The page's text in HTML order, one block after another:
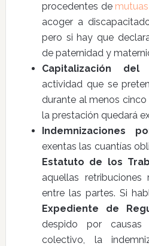
procedentes de mutuas
acoger a
pero si hay que
de paternidad y
Capitalización del
actividad que se
durante al menos
la prestación quedará
Indemnizaciones
exentas las cuantías
Estatuto de los
aquellas
entre las partes. Si
Expediente de
despido por causas
colectivo, la